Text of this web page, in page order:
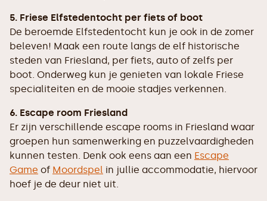
5. Friese Elfstedentocht per fiets of boot
De beroemde Elfstedentocht kun je ook in de zomer
beleven! Maak een route langs de elf historische
steden van Friesland, per fiets, auto of zelfs per
boot. Onderweg kun je genieten van lokale Friese
specialiteiten en de mooie stadjes verkennen.
6. Escape room Friesland
Er zijn verschillende escape rooms in Friesland waar
groepen hun samenwerking en puzzelvaardigheden
kunnen testen. Denk ook eens aan een Escape
Game of Moordspel in jullie accommodatie, hiervoor
hoef je de deur niet uit.